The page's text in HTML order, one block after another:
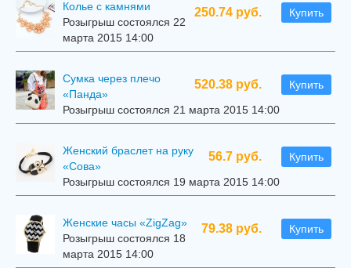
250.74 руб. Купить
Колье с камнями
Розыгрыш состоялся 22
марта 2015 14:00
520.38 руб. Купить
Сумка через плечо
«Панда»
Розыгрыш состоялся 21 марта 2015 14:00
56.7 руб. Купить
Женский браслет на руку
«Сова»
Розыгрыш состоялся 19 марта 2015 14:00
79.38 руб. Купить
Женские часы «ZigZag»
Розыгрыш состоялся 18
марта 2015 14:00